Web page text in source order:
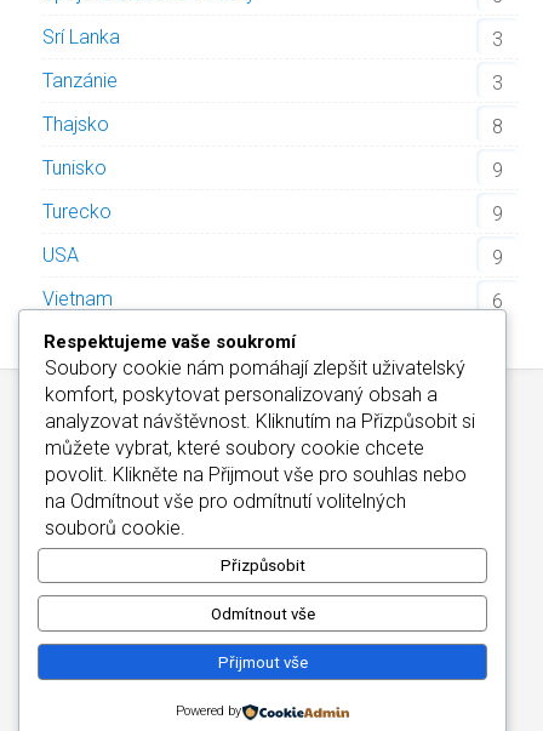
Srí Lanka
3
Tanzánie
3
Thajsko
8
Tunisko
9
Turecko
9
USA
9
Vietnam
6
Kontakt/Informace o Cookies/Katalog Alfa-Elchron
Wellness Hotely Maďarsko
Copyright © 2026
Respektujeme vaše soukromí
Soubory cookie nám pomáhají zlepšit uživatelský
komfort, poskytovat personalizovaný obsah a
analyzovat návštěvnost. Kliknutím na Přizpůsobit si
můžete vybrat, které soubory cookie chcete
povolit. Klikněte na Přijmout vše pro souhlas nebo
na Odmítnout vše pro odmítnutí volitelných
souborů cookie.
Přizpůsobit
Odmítnout vše
Přijmout vše
Powered by